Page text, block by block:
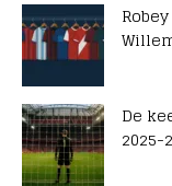
De
2025-